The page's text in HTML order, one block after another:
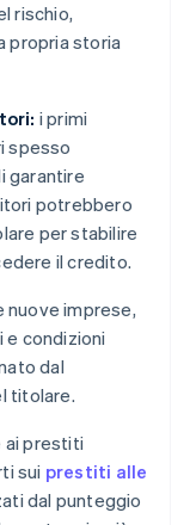
rischio,
propria storia
i primi
spesso
garantire
potrebbero
per stabilire
il credito.
nuove imprese,
condizioni
dal
titolare.
ai prestiti
sui prestiti alle
dal punteggio